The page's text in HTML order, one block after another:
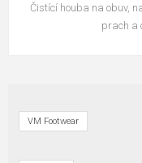
Čistící houba na obuv,
prach a
VM Footwear